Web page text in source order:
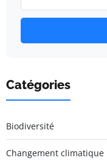
Catégories
Biodiversité
Changement climatique